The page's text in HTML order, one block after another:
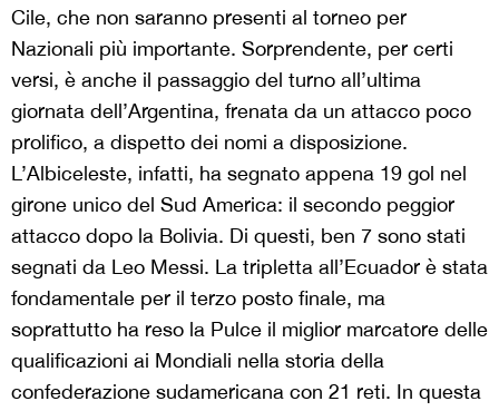
Cile, che non saranno presenti al torneo per
Nazionali più importante. Sorprendente, per certi
versi, è anche il passaggio del turno all’ultima
giornata dell’Argentina, frenata da un attacco poco
prolifico, a dispetto dei nomi a disposizione.
L’Albiceleste, infatti, ha segnato appena 19 gol nel
girone unico del Sud America: il secondo peggior
attacco dopo la Bolivia. Di questi, ben 7 sono stati
segnati da Leo Messi. La tripletta all’Ecuador è stata
fondamentale per il terzo posto finale, ma
soprattutto ha reso la Pulce il miglior marcatore delle
qualificazioni ai Mondiali nella storia della
confederazione sudamericana con 21 reti. In questa